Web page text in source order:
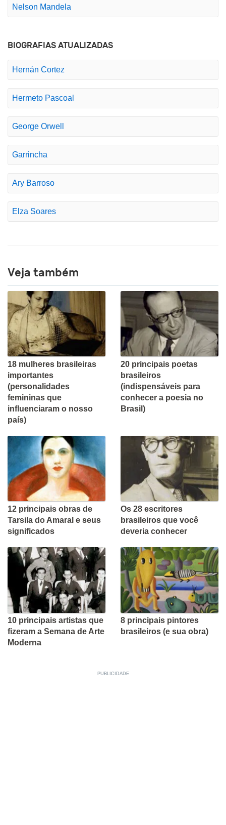
Nelson Mandela
BIOGRAFIAS ATUALIZADAS
Hernán Cortez
Hermeto Pascoal
George Orwell
Garrincha
Ary Barroso
Elza Soares
Veja também
18 mulheres brasileiras
importantes
(personalidades
femininas que
influenciaram o nosso
país)
20 principais poetas
brasileiros
(indispensáveis para
conhecer a poesia no
Brasil)
12 principais obras de
Tarsila do Amaral e seus
significados
Os 28 escritores
brasileiros que você
deveria conhecer
10 principais artistas que
fizeram a Semana de Arte
Moderna
8 principais pintores
brasileiros (e sua obra)